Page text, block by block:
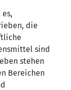
die
sind
stehen
Bereichen